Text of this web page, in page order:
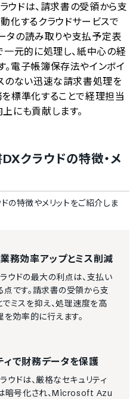
編集部 情報取得元 掲載修正依頼
ドは、請求書の受領から支
化するクラウドサービスで
タの読み取りや支払予定表
一元的に処理し、紙中心の経
電子帳簿保存法やインボイ
のない迅速な請求書処理を
標準化することで経理担当
にも貢献します。
クラウドの特徴・メ
の特徴やメリットをご紹介しま
務効率アップとミス削減
ドの最大の利点は、支払い
です。請求書の受領から支
ミスを抑え、処理速度を高
を効率的に行えます。
ィで財務データを保護
ドは、厳格なセキュリティ
暗号化され、Microsoft Azu